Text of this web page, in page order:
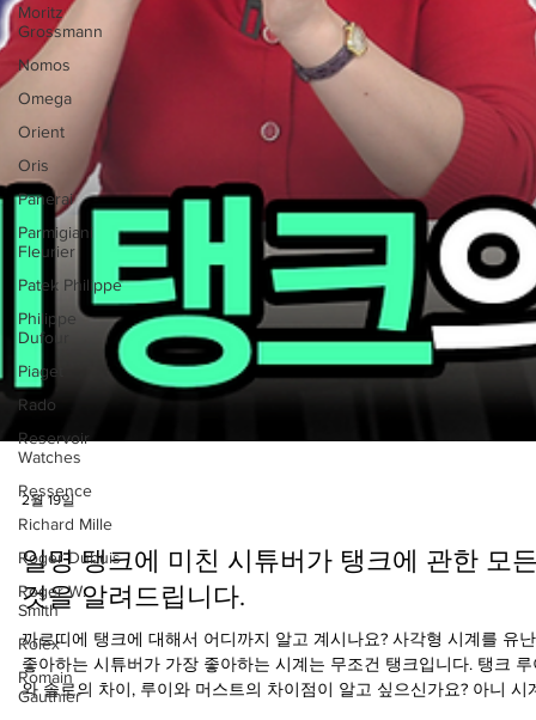
Moritz
Grossmann
Nomos
Omega
Orient
Oris
Panerai
Parmigiani
Fleurier
Patek Philippe
Philippe
Dufour
Piaget
Rado
Reservoir
Watches
Ressence
Richard Mille
Roger Dubuis
Roger W.
Smith
Rolex
Romain
Gauthier